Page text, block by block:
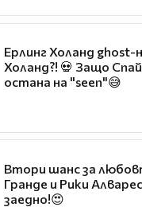
Ерлинг Холанд ghost-
Холанд?! 💀 Защо
остана на "seen"😅
Втори шанс за
Гранде и Рики
заедно!😍